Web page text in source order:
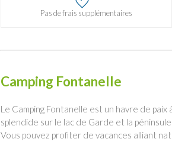
Pas de frais supplémentaires
Camping Fontanelle
Le Camping Fontanelle est un havre de
splendide sur le lac de Garde et la
Vous pouvez profiter de vacances alliant